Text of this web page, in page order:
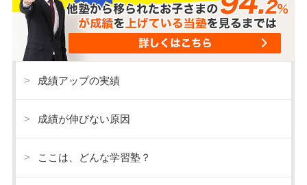
成績アップの実績
成績が伸びない原因
ここは、どんな学習塾？